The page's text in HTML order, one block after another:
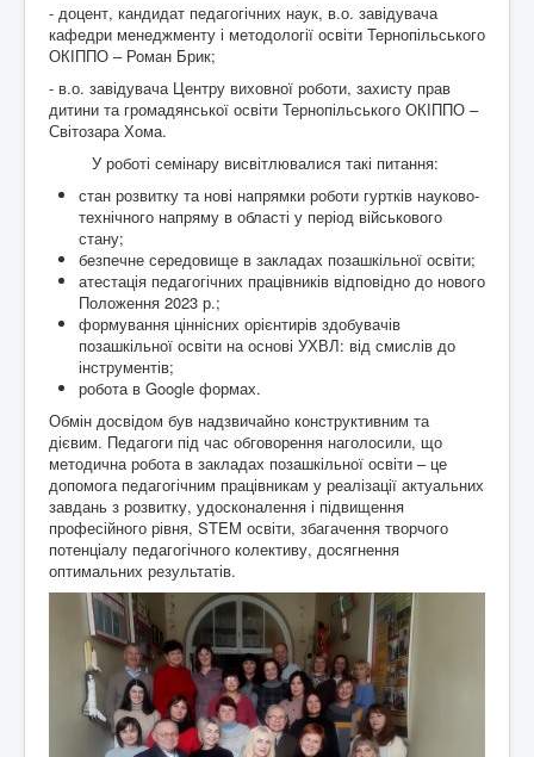
- доцент, кандидат педагогічних наук, в.о. завідувача
кафедри менеджменту і методології освіти Тернопільського
ОКІППО – Роман Брик;
- в.о. завідувача Центру виховної роботи, захисту прав
дитини та громадянської освіти Тернопільського ОКІППО –
Світозара Хома.
У роботі семінару висвітлювалися такі питання:
стан розвитку та нові напрямки роботи гуртків науково-
технічного напряму в області у період військового
стану;
безпечне середовище в закладах позашкільної освіти;
атестація педагогічних працівників відповідно до нового
Положення 2023 р.;
формування ціннісних орієнтирів здобувачів
позашкільної освіти на основі УХВЛ: від смислів до
інструментів;
робота в Google формах.
Обмін досвідом був надзвичайно конструктивним та
дієвим. Педагоги під час обговорення наголосили, що
методична робота в закладах позашкільної освіти – це
допомога педагогічним працівникам у реалізації актуальних
завдань з розвитку, удосконалення і підвищення
професійного рівня, STEM освіти, збагачення творчого
потенціалу педагогічного колективу, досягнення
оптимальних результатів.